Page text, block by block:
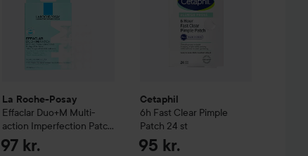
La Roche-Posay
Effaclar Duo+M Multi-
action Imperfection Patch
22 stk
97 kr.
Cetaphil
6h Fast Clear Pimple
Patch 24 st
95 kr.